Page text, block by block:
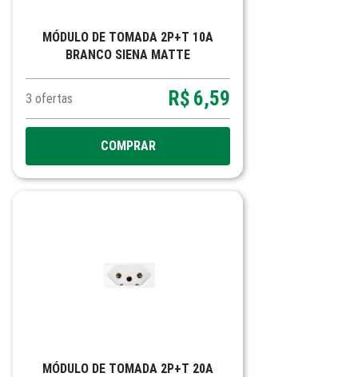
MÓDULO DE TOMADA 2P+T 10A
BRANCO SIENA MATTE
3 ofertas R$ 6,59
COMPRAR
MÓDULO DE TOMADA 2P+T 20A